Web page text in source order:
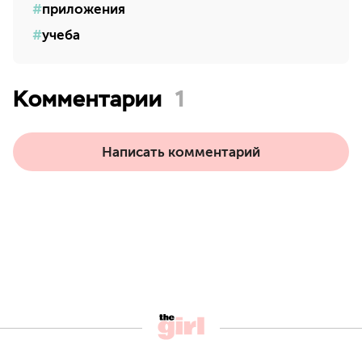
приложения
учеба
Комментарии 1
Написать комментарий